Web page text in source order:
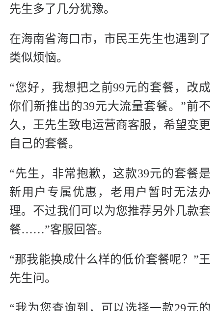
先生多了几分犹豫。
在海南省海口市，市民王先生也遇到了
类似烦恼。
“您好，我想把之前99元的套餐，改成
你们新推出的39元大流量套餐。”前不
久，王先生致电运营商客服，希望变更
自己的套餐。
“先生，非常抱歉，这款39元的套餐是
新用户专属优惠，老用户暂时无法办
理。不过我们可以为您推荐另外几款套
餐……”客服回答。
“那我能换成什么样的低价套餐呢？”王
先生问。
“我为您查询到，可以选择一款29元的